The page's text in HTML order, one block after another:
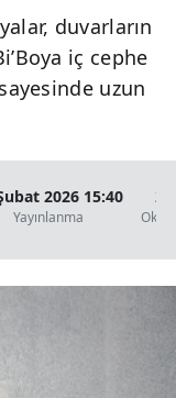
duvarların
iç cephe
uzun
2026 15:40
Yayınlanma
2